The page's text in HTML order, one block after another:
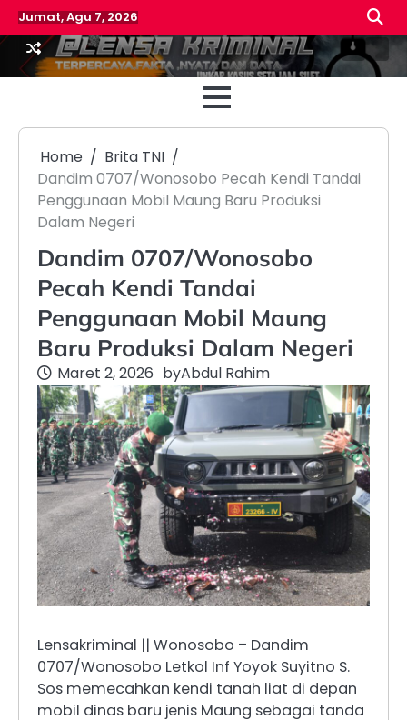
Skip
to
content
Jumat, Agu 7, 2026
Beranda
Home
Brita TNI
Dandim 0707/Wonosobo Pecah Kendi Tandai
Penggunaan Mobil Maung Baru Produksi
Dalam Negeri
Dandim 0707/Wonosobo
Pecah Kendi Tandai
Penggunaan Mobil Maung
Baru Produksi Dalam Negeri
Maret 2, 2026 byAbdul Rahim
Lensakriminal || Wonosobo – Dandim
0707/Wonosobo Letkol Inf Yoyok Suyitno S.
Sos memecahkan kendi tanah liat di depan
mobil dinas baru jenis Maung sebagai tanda